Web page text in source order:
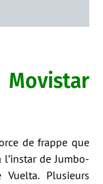
de frappe que
l’instar de Jumbo-
Plusieurs